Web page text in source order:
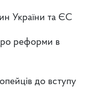
України та ЄС
реформи в
до вступу